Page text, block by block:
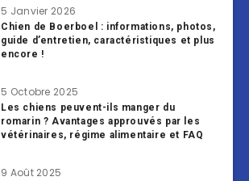
5 Janvier 2026
Chien de Boerboel : informations, photos,
guide d’entretien, caractéristiques et plus
encore !
5 Octobre 2025
Les chiens peuvent-ils manger du
romarin ? Avantages approuvés par les
vétérinaires, régime alimentaire et FAQ
9 Août 2025